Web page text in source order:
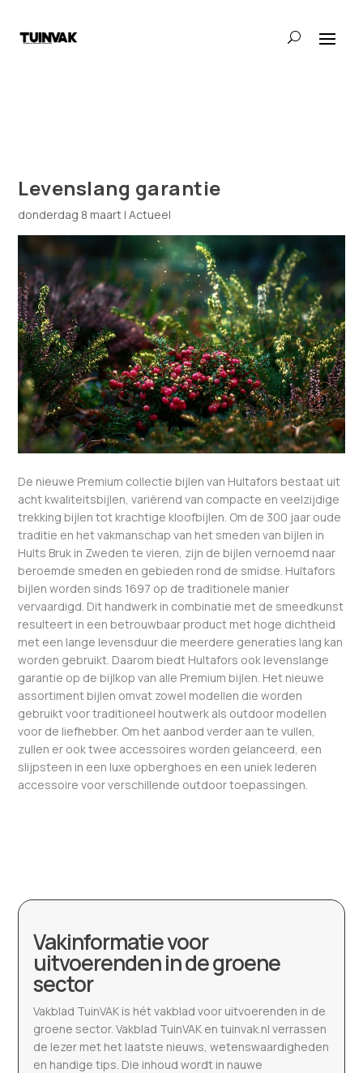
Levenslang garantie
donderdag 8 maart |Actueel
De nieuwe Premium collectie bijlen van Hultafors bestaat uit
acht kwaliteitsbijlen, variërend van compacte en veelzijdige
trekking bijlen tot krachtige kloofbijlen. Om de 300 jaar oude
traditie en het vakmanschap van het smeden van bijlen in
Hults Bruk in Zweden te vieren, zijn de bijlen vernoemd naar
beroemde smeden en gebieden rond de smidse. Hultafors
bijlen worden sinds 1697 op de traditionele manier
vervaardigd. Dit handwerk in combinatie met de smeedkunst
resulteert in een betrouwbaar product met hoge dichtheid
met een lange levensduur die meerdere generaties lang kan
worden gebruikt. Daarom biedt Hultafors ook levenslange
garantie op de bijlkop van alle Premium bijlen. Het nieuwe
assortiment bijlen omvat zowel modellen die worden
gebruikt voor traditioneel houtwerk als outdoor modellen
voor de liefhebber. Om het aanbod verder aan te vullen,
zullen er ook twee accessoires worden gelanceerd, een
slijpsteen in een luxe opberghoes en een uniek lederen
accessoire voor verschillende outdoor toepassingen.
Vakinformatie voor
uitvoerenden in de groene
sector
Vakblad TuinVAK is hét vakblad voor uitvoerenden in de
groene sector. Vakblad TuinVAK en tuinvak.nl verrassen
de lezer met het laatste nieuws, wetenswaardigheden
en handige tips. Die inhoud wordt in nauwe